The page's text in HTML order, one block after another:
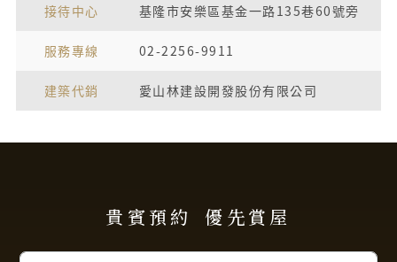
接待中心 基隆市安樂區基金一路135巷60號旁
服務專線 02-2256-9911
建築代銷 愛山林建設開發股份有限公司
貴賓預約 優先賞屋